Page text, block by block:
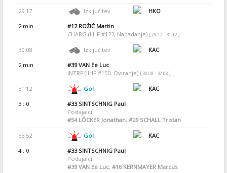
29:17 Izključitev
HKO
2 min
#12ROŽIČ Martin
CHARG (IIHF #122, Napadanje) [ 29:12 - 31:12 ]
30:08 Izključitev
KAC
2 min
#39VAN Ee Luc
INTRF (IIHF #150, Oviranje) [ 30:08 - 32:08 ]
31:12 Gol
KAC
3 : 0
#33SINTSCHNIG Paul
Podajalci:
#54LŐCKER Jonathan, #29SCHALL Tristan
33:52 Gol
KAC
4 : 0
#33SINTSCHNIG Paul
Podajalci:
#39VAN Ee Luc, #16KERNMAYER Marcus